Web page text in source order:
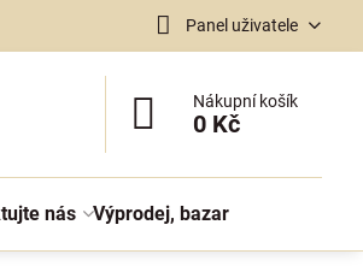
Panel uživatele
Nákupní košík
0 Kč
nás Výprodej, bazar